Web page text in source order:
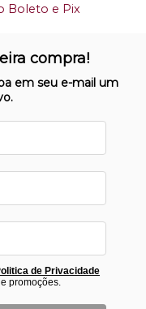
Boleto e Pix
compra!
em seu e-mail um
de Privacidade
promoções.